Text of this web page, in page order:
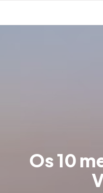
Os 10